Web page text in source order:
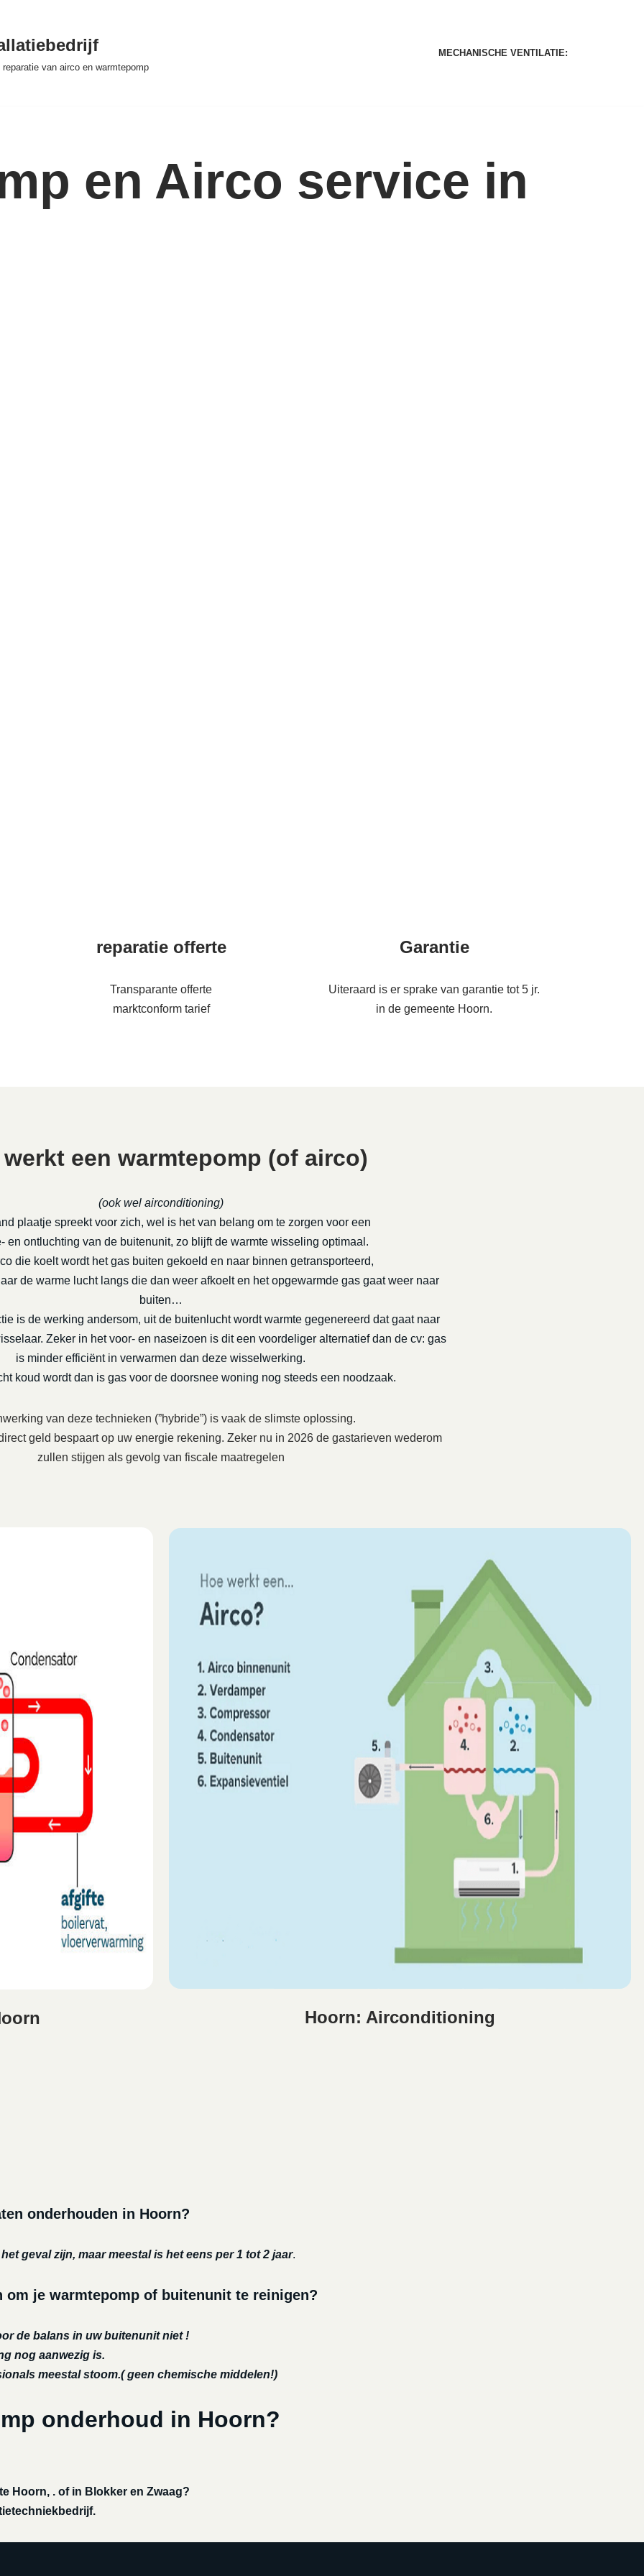
van airco en warmtepomp
MECHANISCHE VENTILATIE:
en Airco service in
reparatie offerte
Transparante offerte
marktconform tarief
Garantie
Uiteraard is er sprake van garantie tot 5 jr.
in de gemeente Hoorn.
werkt een warmtepomp (of airco)
(ook wel airconditioning)
plaatje spreekt voor zich, wel is het van belang om te zorgen voor een
en ontluchting van de buitenunit, zo blijft de warmte wisseling optimaal.
die koelt wordt het gas buiten gekoeld en naar binnen getransporteerd,
de warme lucht langs die dan weer afkoelt en het opgewarmde gas gaat weer naar
buiten…
is de werking andersom, uit de buitenlucht wordt warmte gegenereerd dat gaat naar
Zeker in het voor- en naseizoen is dit een voordeliger alternatief dan de cv: gas
is minder efficiënt in verwarmen dan deze wisselwerking.
koud wordt dan is gas voor de doorsnee woning nog steeds een noodzaak.
van deze technieken (”hybride”) is vaak de slimste oplossing.
geld bespaart op uw energie rekening. Zeker nu in 2026 de gastarieven wederom
zullen stijgen als gevolg van fiscale maatregelen
Hoorn: Airconditioning
onderhouden in Hoorn?
geval zijn, maar meestal is het eens per 1 tot 2 jaar.
om je warmtepomp of buitenunit te reinigen?
de balans in uw buitenunit niet !
nog aanwezig is.
meestal stoom.( geen chemische middelen!)
onderhoud in Hoorn?
Hoorn, . of in Blokker en Zwaag?